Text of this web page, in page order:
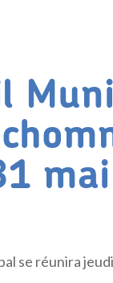
mai
se réunira